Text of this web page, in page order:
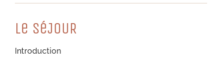
Le SéJOUR
Introduction